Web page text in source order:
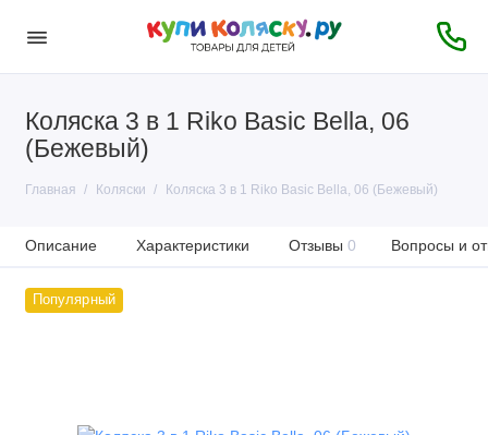
Коляска 3 в 1 Riko Basic Bella, 06
(Бежевый)
Главная Коляски Коляска 3 в 1 Riko Basic Bella, 06 (Бежевый)
Описание Характеристики Отзывы 0 Вопросы и
Популярный